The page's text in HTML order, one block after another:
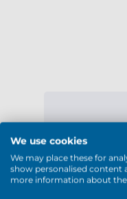
We use cookies
We may place these for
show personalised content
more information about